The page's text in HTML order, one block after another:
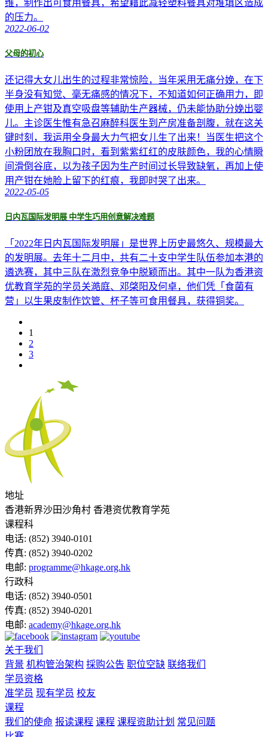
维，制作出可食用餐具，希望藉此减轻塑料餐具对堆填区造成
的压力。
2022-06-02
父母的初心
还记得大女儿出生的过程非常惊险，当年采用无痛分娩，在下
半身没有知觉、毫无痛感的情况下，不知道如何正确用力，即
使用上产钳及真空吸盘等辅助生产器械，仍未能协助分娩出婴
儿。主诊医生惟有急召麻醉科医生到产房准备剖腹，就在这关
键时刻，我运用全身最大力气把女儿生了出来！当医生把这个
小粉团放在我胸口时，看到紫紫红红的皮肤颜色，我的心情瞬
间滑倒谷底，以为孩子因为生产时间过长导致缺氧，再加上使
用产钳在她脸上留下的红痕，我即时哭了出来。
2022-05-05
日内瓦国际发明展 中学生巧用创意解决难题
「2022年日内瓦国际发明展」是世界上历史最悠久、规模最大
的发明展。去年十二月中，共有二十支中学生队伍参加本港的
遴选赛，其中三队在激烈竞争中脱颖而出。其中一队为香港资
优教育学苑的学员关澔庭、邓棨阳及何卓，他们凭「食菌有
营」以生果皮制作饮管、杯子等可食用餐具，获得铜奖。
1
2
3
地址
香港新界沙田沙角村 香港资优教育学苑
课程科
电话: (852) 3940-0101
传真: (852) 3940-0202
电邮: programme@hkage.org.hk
行政科
电话: (852) 3940-0501
传真: (852) 3940-0201
电邮: academy@hkage.org.hk
关于我们
背景 机构管治架构 採购公告 职位空缺 联络我们
学员资格
准学员 现有学员 校友
课程
我们的使命 报读课程 课程 课程资助计划 常见问题